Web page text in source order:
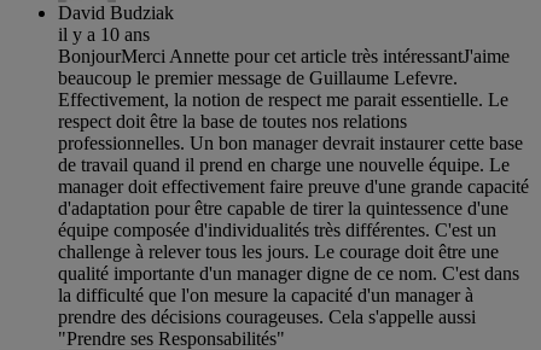
David Budziak
il y a 10 ans
BonjourMerci Annette pour cet article très intéressantJ'aime
beaucoup le premier message de Guillaume Lefevre.
Effectivement, la notion de respect me parait essentielle. Le
respect doit être la base de toutes nos relations
professionnelles. Un bon manager devrait instaurer cette base
de travail quand il prend en charge une nouvelle équipe. Le
manager doit effectivement faire preuve d'une grande capacité
d'adaptation pour être capable de tirer la quintessence d'une
équipe composée d'individualités très différentes. C'est un
challenge à relever tous les jours. Le courage doit être une
qualité importante d'un manager digne de ce nom. C'est dans
la difficulté que l'on mesure la capacité d'un manager à
prendre des décisions courageuses. Cela s'appelle aussi
"Prendre ses Responsabilités"